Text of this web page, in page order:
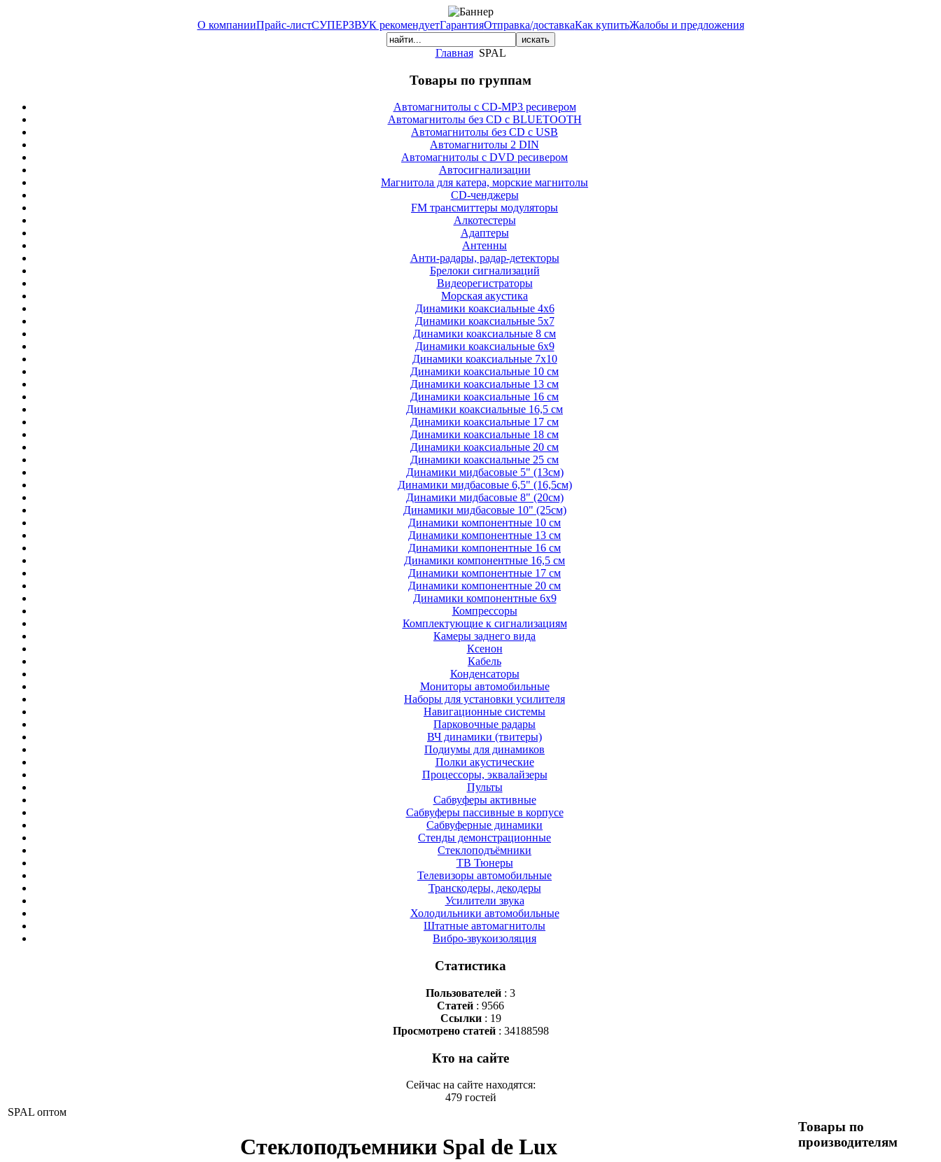
О компанииПрайс-листСУПЕРЗВУК рекомендуетГарантияОтправка/доставкаКак купитьЖалобы и предложения
Главная SPAL
Товары по группам
Автомагнитолы с CD-MP3 ресивером
Автомагнитолы без CD с BLUETOOTH
Автомагнитолы без CD с USB
Автомагнитолы 2 DIN
Автомагнитолы с DVD ресивером
Автосигнализации
Магнитола для катера, морские магнитолы
CD-ченджеры
FM трансмиттеры модуляторы
Алкотестеры
Адаптеры
Антенны
Анти-радары, радар-детекторы
Брелоки сигнализаций
Видеорегистраторы
Морская акустика
Динамики коаксиальные 4х6
Динамики коаксиальные 5х7
Динамики коаксиальные 8 см
Динамики коаксиальные 6х9
Динамики коаксиальные 7х10
Динамики коаксиальные 10 см
Динамики коаксиальные 13 см
Динамики коаксиальные 16 см
Динамики коаксиальные 16,5 см
Динамики коаксиальные 17 см
Динамики коаксиальные 18 см
Динамики коаксиальные 20 см
Динамики коаксиальные 25 см
Динамики мидбасовые 5" (13см)
Динамики мидбасовые 6,5" (16,5см)
Динамики мидбасовые 8" (20см)
Динамики мидбасовые 10" (25см)
Динамики компонентные 10 см
Динамики компонентные 13 см
Динамики компонентные 16 см
Динамики компонентные 16,5 см
Динамики компонентные 17 см
Динамики компонентные 20 см
Динамики компонентные 6х9
Компрессоры
Комплектующие к сигнализациям
Камеры заднего вида
Ксенон
Кабель
Конденсаторы
Мониторы автомобильные
Наборы для установки усилителя
Навигационные системы
Парковочные радары
ВЧ динамики (твитеры)
Подиумы для динамиков
Полки акустические
Процессоры, эквалайзеры
Пульты
Сабвуферы активные
Сабвуферы пассивные в корпусе
Сабвуферные динамики
Стенды демонстрационные
Стеклоподъёмники
ТВ Тюнеры
Телевизоры автомобильные
Транскодеры, декодеры
Усилители звука
Холодильники автомобильные
Штатные автомагнитолы
Вибро-звукоизоляция
Статистика
Пользователей : 3
Статей : 9566
Ссылки: 19
Просмотрено статей: 34188598
Кто на сайте
Сейчас на сайте находятся:
479 гостей
SPAL оптом
Стеклоподъемники Spal de Lux
Товары по
производителям